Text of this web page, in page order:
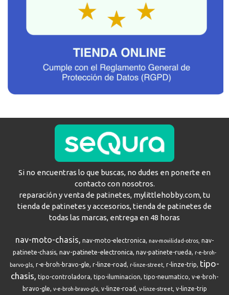
Si no encuentras lo que buscas, no dudes en ponerte en
contacto con nosotros.
reparación y venta de patinetes, mylittlehobby.com, tu
tienda de patinetes y accesorios, tienda de patinetes de
todas las marcas, entrega en 48 horas
nav-moto-chasis nav-moto-electronica nav-movilidad-otros nav-
patinete-chasis nav-patinete-electronica nav-patinete-rueda
r-e-broh-
barvo-gls r-e-broh-bravo-gle r-linze-road r-linze-street r-linze-trip
tipo-
chasis
tipo-controladora tipo-iluminacion tipo-neumatico v-e-broh-
bravo-gle v-e-broh-bravo-gls v-linze-road v-linze-street v-linze-trip